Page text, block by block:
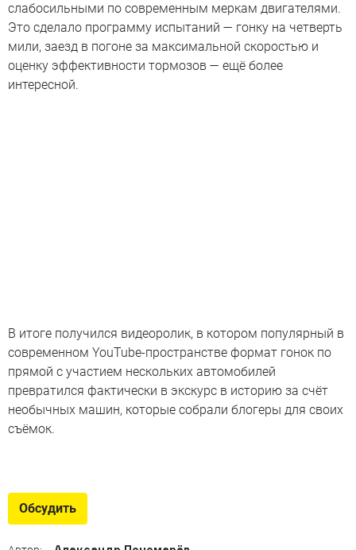
слабосильными по современным меркам двигателями.
Это сделало программу испытаний — гонку на четверть
мили, заезд в погоне за максимальной скоростью и
оценку эффективности тормозов — ещё более
интересной.
В итоге получился видеоролик, в котором популярный в
современном YouTube-пространстве формат гонок по
прямой с участием нескольких автомобилей
превратился фактически в экскурс в историю за счёт
необычных машин, которые собрали блогеры для своих
съёмок.
трехколесный Volkswagen
Volkswagen Scooter, ставший серийным спустя
Обсудить